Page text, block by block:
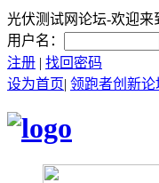
光伏测试网论坛-欢迎来
用户名：
注册 | 找回密码
设为首页| 领跑者创新论